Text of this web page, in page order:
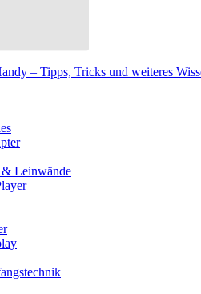
– Tipps, Tricks und weiteres
& Leinwände